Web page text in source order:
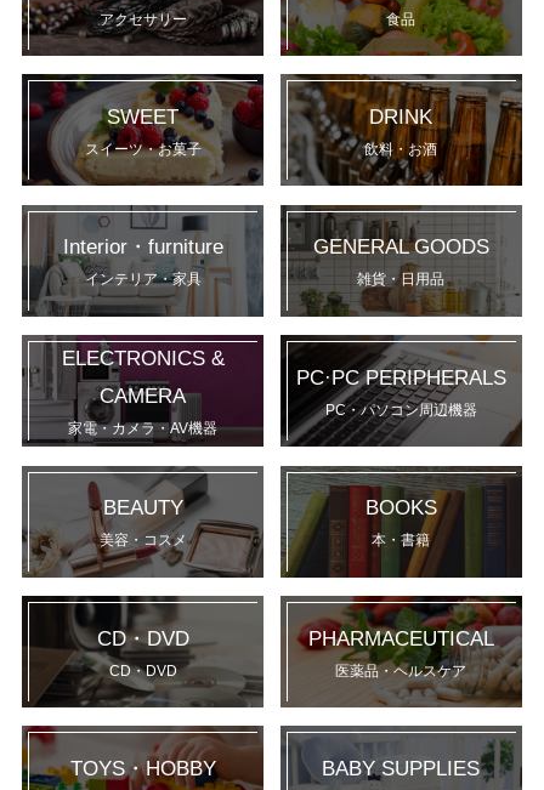
アクセサリー 食品
SWEET
スイーツ・お菓子
DRINK
飲料・お酒
Interior・furniture
インテリア・家具
GENERAL GOODS
雑貨・日用品
ELECTRONICS &
CAMERA
家電・カメラ・AV機器
PC·PC PERIPHERALS
PC・パソコン周辺機器
BEAUTY
美容・コスメ
BOOKS
本・書籍
CD・DVD
CD・DVD
PHARMACEUTICAL
医薬品・ヘルスケア
TOYS・HOBBY BABY SUPPLIES